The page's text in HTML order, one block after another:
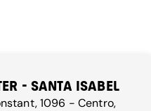
- SANTA ISABEL
1096 - Centro,